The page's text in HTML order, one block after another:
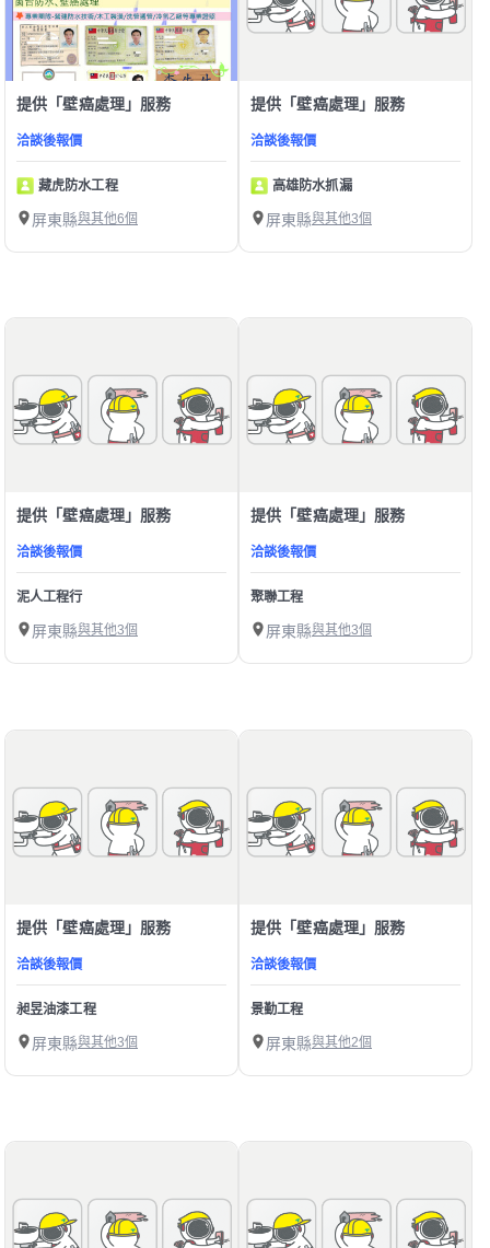
提供「壁癌處理」服務
洽談後報價
藏虎防水工程
屏東縣與其他6個
提供「壁癌處理」服務
洽談後報價
高雄防水抓漏
屏東縣與其他3個
提供「壁癌處理」服務
洽談後報價
泥人工程行
屏東縣與其他3個
提供「壁癌處理」服務
洽談後報價
聚聯工程
屏東縣與其他3個
提供「壁癌處理」服務
洽談後報價
昶昱油漆工程
屏東縣與其他3個
提供「壁癌處理」服務
洽談後報價
景勤工程
屏東縣與其他2個